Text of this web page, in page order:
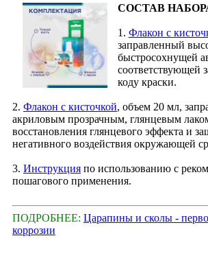
СОСТАВ
1. Флакон с
заправленный
быстросохнущей
соответствующей
коду краски.
2. Флакон с кисточкой, объем 20 мл,
акриловым прозрачным, глянцевым
восстановления глянцевого эффекта и
негативного воздействия окружающей
3. Инструкция по использованию с
пошагового применения.
ПОДРОБНЕЕ: Царапины и сколы -
коррозии